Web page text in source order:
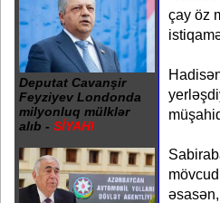
Deputat Cavanşir
Feyziyev Londonda
milyonluq mülklər
alıb - SİYAHI
çay öz